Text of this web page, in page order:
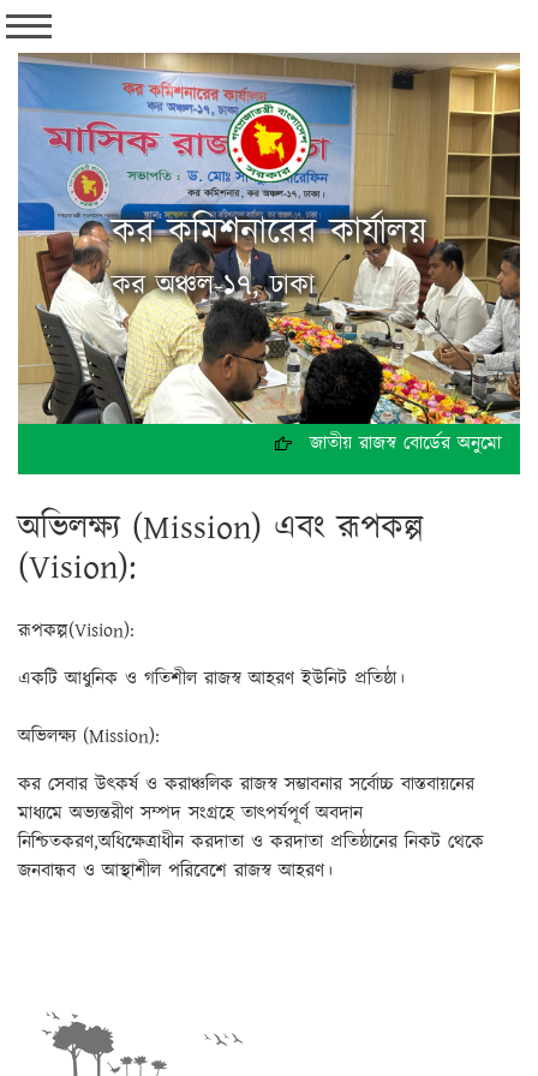
কর কমিশনারের কার্যালয়
কর অঞ্চল-১৭, ঢাকা
জাতীয় রাজস্ব বোর্ডের
অভিলক্ষ্য (Mission) এবং রূপকল্প
(Vision):
রূপকল্প(Vision):
একটি আধুনিক ও গতিশীল রাজস্ব আহরণ ইউনিট প্রতিষ্ঠা।
অভিলক্ষ্য (Mission):
কর সেবার উৎকর্ষ ও করাঞ্চলিক রাজস্ব সম্ভাবনার সর্বোচ্চ বাস্তবায়নের
মাধ্যমে অভ্যন্তরীণ সম্পদ সংগ্রহে তাৎপর্যপূর্ণ অবদান
নিশ্চিতকরণ,অধিক্ষেত্রাধীন করদাতা ও করদাতা প্রতিষ্ঠানের নিকট থেকে
জনবান্ধব ও আস্থাশীল পরিবেশে রাজস্ব আহরণ।